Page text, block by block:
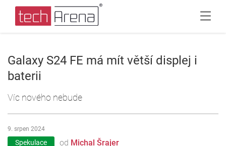
Galaxy S24 FE má mít větší displej i
baterii
Víc nového nebude
Spekulace od Michal Šrajer
9. srpen 2024